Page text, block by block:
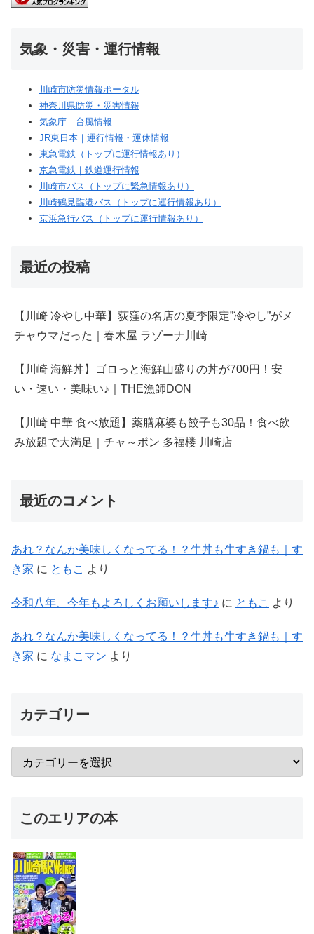
気象・災害・運行情報
川崎市防災情報ポータル
神奈川県防災・災害情報
気象庁｜台風情報
JR東日本｜運行情報・運休情報
東急電鉄（トップに運行情報あり）
京急電鉄｜鉄道運行情報
川崎市バス（トップに緊急情報あり）
川崎鶴見臨港バス（トップに運行情報あり）
京浜急行バス（トップに運行情報あり）
最近の投稿
【川崎 冷やし中華】荻窪の名店の夏季限定”冷やし”がメ
チャウマだった｜春木屋 ラゾーナ川崎
【川崎 海鮮丼】ゴロっと海鮮山盛りの丼が700円！安
い・速い・美味い♪｜THE漁師DON
【川崎 中華 食べ放題】薬膳麻婆も餃子も30品！食べ飲
み放題で大満足｜チャ～ボン 多福楼 川崎店
最近のコメント
あれ？なんか美味しくなってる！？牛丼も牛すき鍋も｜す
き家 に ともこ より
令和八年、今年もよろしくお願いします♪ に ともこ より
あれ？なんか美味しくなってる！？牛丼も牛すき鍋も｜す
き家 に なまこマン より
カテゴリー
このエリアの本